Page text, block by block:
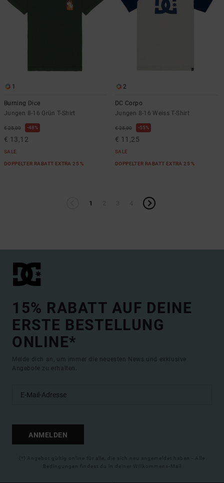
1
Burning Dice
Jungen 8-16 Grün T-Shirt
€ 25,00 48%
€ 13,12
SALE
DOPPELTER RABATT EXTRA 25 %
2
DC Corpo
Jungen 8-16 Weiss T-Shirt
€ 25,00 55%
€ 11,25
SALE
DOPPELTER RABATT EXTRA 25 %
1
15% RABATT AUF DEINE
ERSTE BESTELLUNG
ONLINE*
Melde dich an, um immer die neuesten News und exklusive
Angebote zu erhalten.
ANMELDEN
(*) Angebot gültig online für alle, die sich neu angemeldet haben - Alle
Bedingungen findest du in deiner Willkommens-Mail